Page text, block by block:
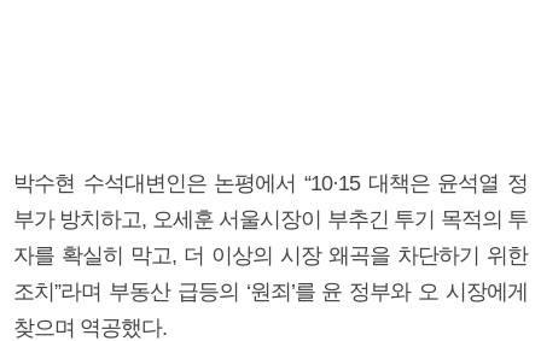
박수현 수석대변인은 논평에서 “10·15 대책은 윤석열 정
부가 방치하고, 오세훈 서울시장이 부추긴 투기 목적의 투
자를 확실히 막고, 더 이상의 시장 왜곡을 차단하기 위한
조치”라며 부동산 급등의 ‘원죄’를 윤 정부와 오 시장에게
찾으며 역공했다.